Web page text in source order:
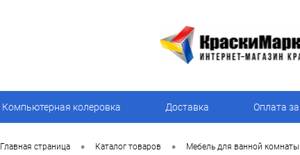
Компьютерная колеровка Доставка Оплата
Главная страница • Каталог товаров • Мебель для ванной комнаты